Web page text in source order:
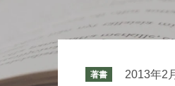
危機管理／コンプライ
著書 2013年2